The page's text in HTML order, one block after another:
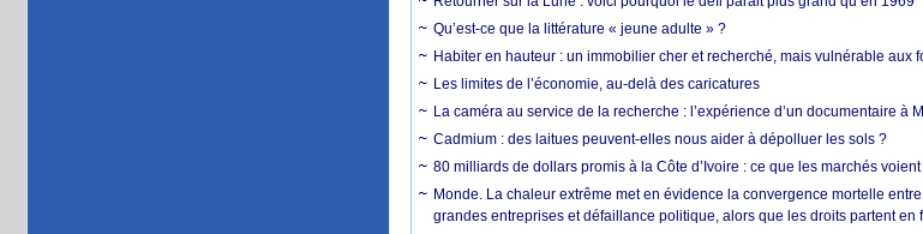
Qu’est-ce que la littérature « jeune adulte » ?
Habiter en hauteur : un immobilier cher et recherché, mais vulnérable aux
Les limites de l’économie, au-delà des caricatures
La caméra au service de la recherche : l’expérience d’un documentaire à
Cadmium : des laitues peuvent-elles nous aider à dépolluer les sols ?
80 milliards de dollars promis à la Côte d’Ivoire : ce que les marchés
Monde. La chaleur extrême met en évidence la convergence mortelle
grandes entreprises et défaillance politique, alors que les droits partent en